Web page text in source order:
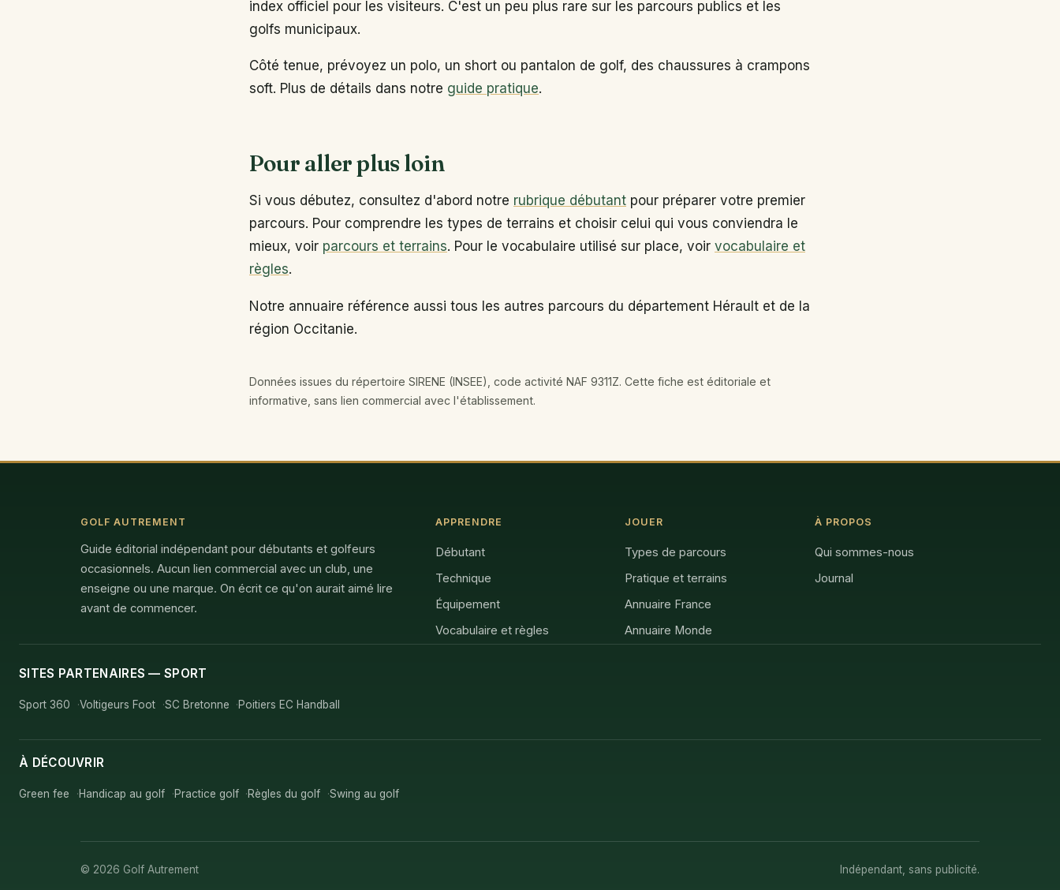
index officiel pour les visiteurs. C'est un peu plus rare sur les parcours publics et les
golfs municipaux.
Côté tenue, prévoyez un polo, un short ou pantalon de golf, des chaussures à crampons
soft. Plus de détails dans notre guide pratique.
Pour aller plus loin
Si vous débutez, consultez d'abord notre rubrique débutant pour préparer votre premier
parcours. Pour comprendre les types de terrains et choisir celui qui vous conviendra le
mieux, voir parcours et terrains. Pour le vocabulaire utilisé sur place, voir vocabulaire et
règles.
Notre annuaire référence aussi tous les autres parcours du département Hérault et de la
région Occitanie.
Données issues du répertoire SIRENE (INSEE), code activité NAF 9311Z. Cette fiche est éditoriale et
informative, sans lien commercial avec l'établissement.
GOLF AUTREMENT
Guide éditorial indépendant pour débutants et golfeurs
occasionnels. Aucun lien commercial avec un club, une
enseigne ou une marque. On écrit ce qu'on aurait aimé lire
avant de commencer.
APPRENDRE
Débutant
Technique
Équipement
Vocabulaire et règles
JOUER
Types de parcours
Pratique et terrains
Annuaire France
Annuaire Monde
À PROPOS
Qui sommes-nous
Journal
SITES PARTENAIRES — SPORT
Sport 360 Voltigeurs Foot SC Bretonne Poitiers EC Handball
À DÉCOUVRIR
Green fee Handicap au golf Practice golf Règles du golf Swing au golf
© 2026 Golf Autrement Indépendant, sans publicité.